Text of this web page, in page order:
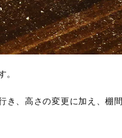
。
き、高さの変更に加え、棚間